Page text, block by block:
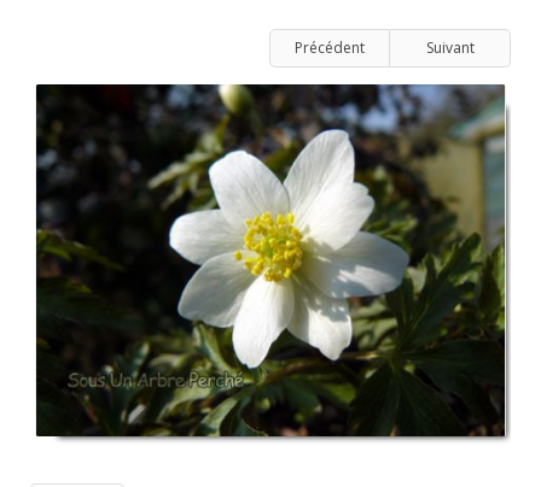
Précédent Suivant